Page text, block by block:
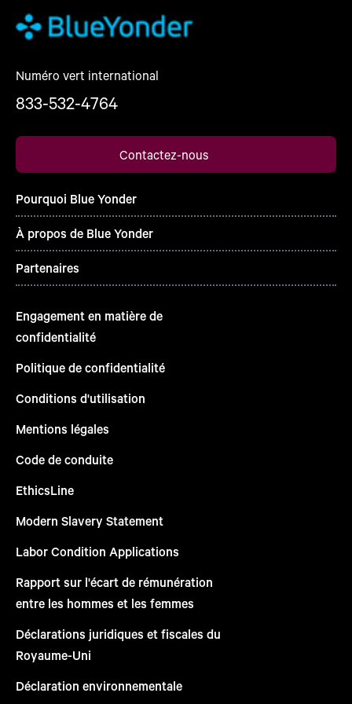
Numéro vert international
833-532-4764
Contactez-nous
Pourquoi Blue Yonder
À propos de Blue Yonder
Partenaires
Engagement en matière de
confidentialité
Politique de confidentialité
Conditions d'utilisation
Mentions légales
Code de conduite
EthicsLine
Modern Slavery Statement
Labor Condition Applications
Rapport sur l'écart de rémunération
entre les hommes et les femmes
Déclarations juridiques et fiscales du
Royaume-Uni
Déclaration environnementale